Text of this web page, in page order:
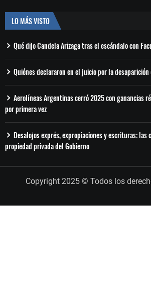
LO MÁS VISTO
Qué dijo Candela Arizaga tras el escándalo con
Quiénes declararon en el juicio por la desaparición
Aerolíneas Argentinas cerró 2025 con ganancias
por primera vez
Desalojos exprés, expropiaciones y escrituras: las
propiedad privada del Gobierno
Copyright 2025 © Todos los